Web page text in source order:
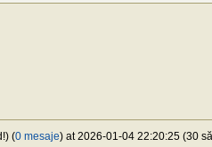
(0 mesaje) at 2026-01-04 22:20:25 (30